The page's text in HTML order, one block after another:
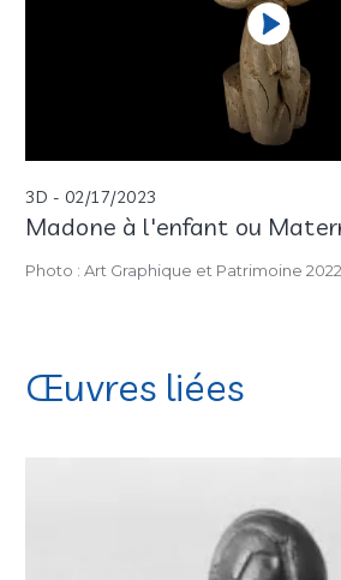
3D - 02/17/2023
Madone à l'enfant ou
Photo : Art Graphique et Patrimoine
Œuvres liées